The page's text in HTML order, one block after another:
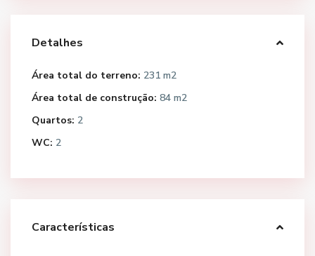
Detalhes
Área total do terreno: 231 m2
Área total de construção: 84 m2
Quartos: 2
WC: 2
Características